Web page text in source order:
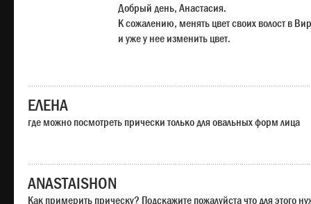
Добрый день, Анастасия.
К сожалению, менять цвет своих волост в
и уже у нее изменить цвет.
ЕЛЕНА
где можно посмотреть прически только для овальных форм лица
ANASTAISHON
Как примерить прическу? Подскажите пожалуйста что для этого